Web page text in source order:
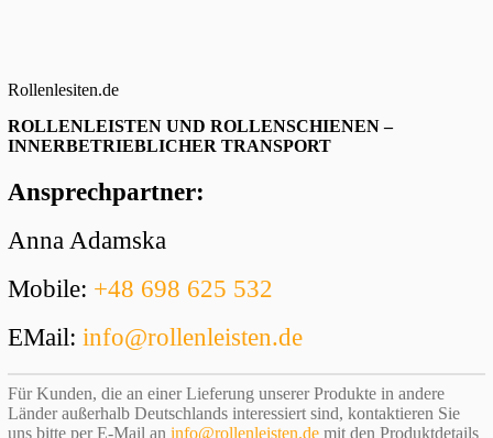
Rollenlesiten.de
ROLLENLEISTEN UND ROLLENSCHIENEN –
INNERBETRIEBLICHER TRANSPORT
Ansprechpartner:
Anna Adamska
Mobile: +48 698 625 532
EMail:info@rollenleisten.de
Für Kunden, die an einer Lieferung unserer Produkte in andere
Länder außerhalb Deutschlands interessiert sind, kontaktieren Sie
uns bitte per E-Mail aninfo@rollenleisten.de mit den Produktdetails